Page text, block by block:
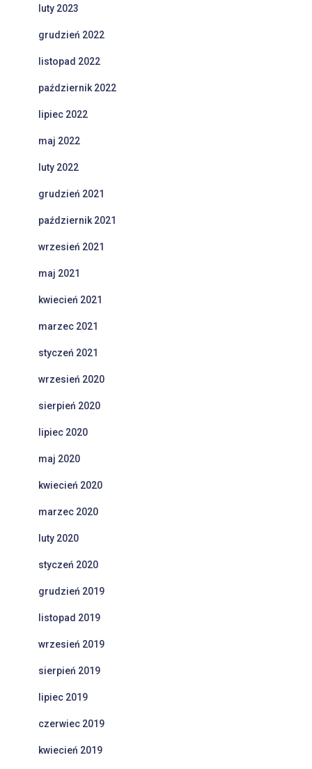
luty 2023
grudzień 2022
listopad 2022
październik 2022
lipiec 2022
maj 2022
luty 2022
grudzień 2021
październik 2021
wrzesień 2021
maj 2021
kwiecień 2021
marzec 2021
styczeń 2021
wrzesień 2020
sierpień 2020
lipiec 2020
maj 2020
kwiecień 2020
marzec 2020
luty 2020
styczeń 2020
grudzień 2019
listopad 2019
wrzesień 2019
sierpień 2019
lipiec 2019
czerwiec 2019
kwiecień 2019